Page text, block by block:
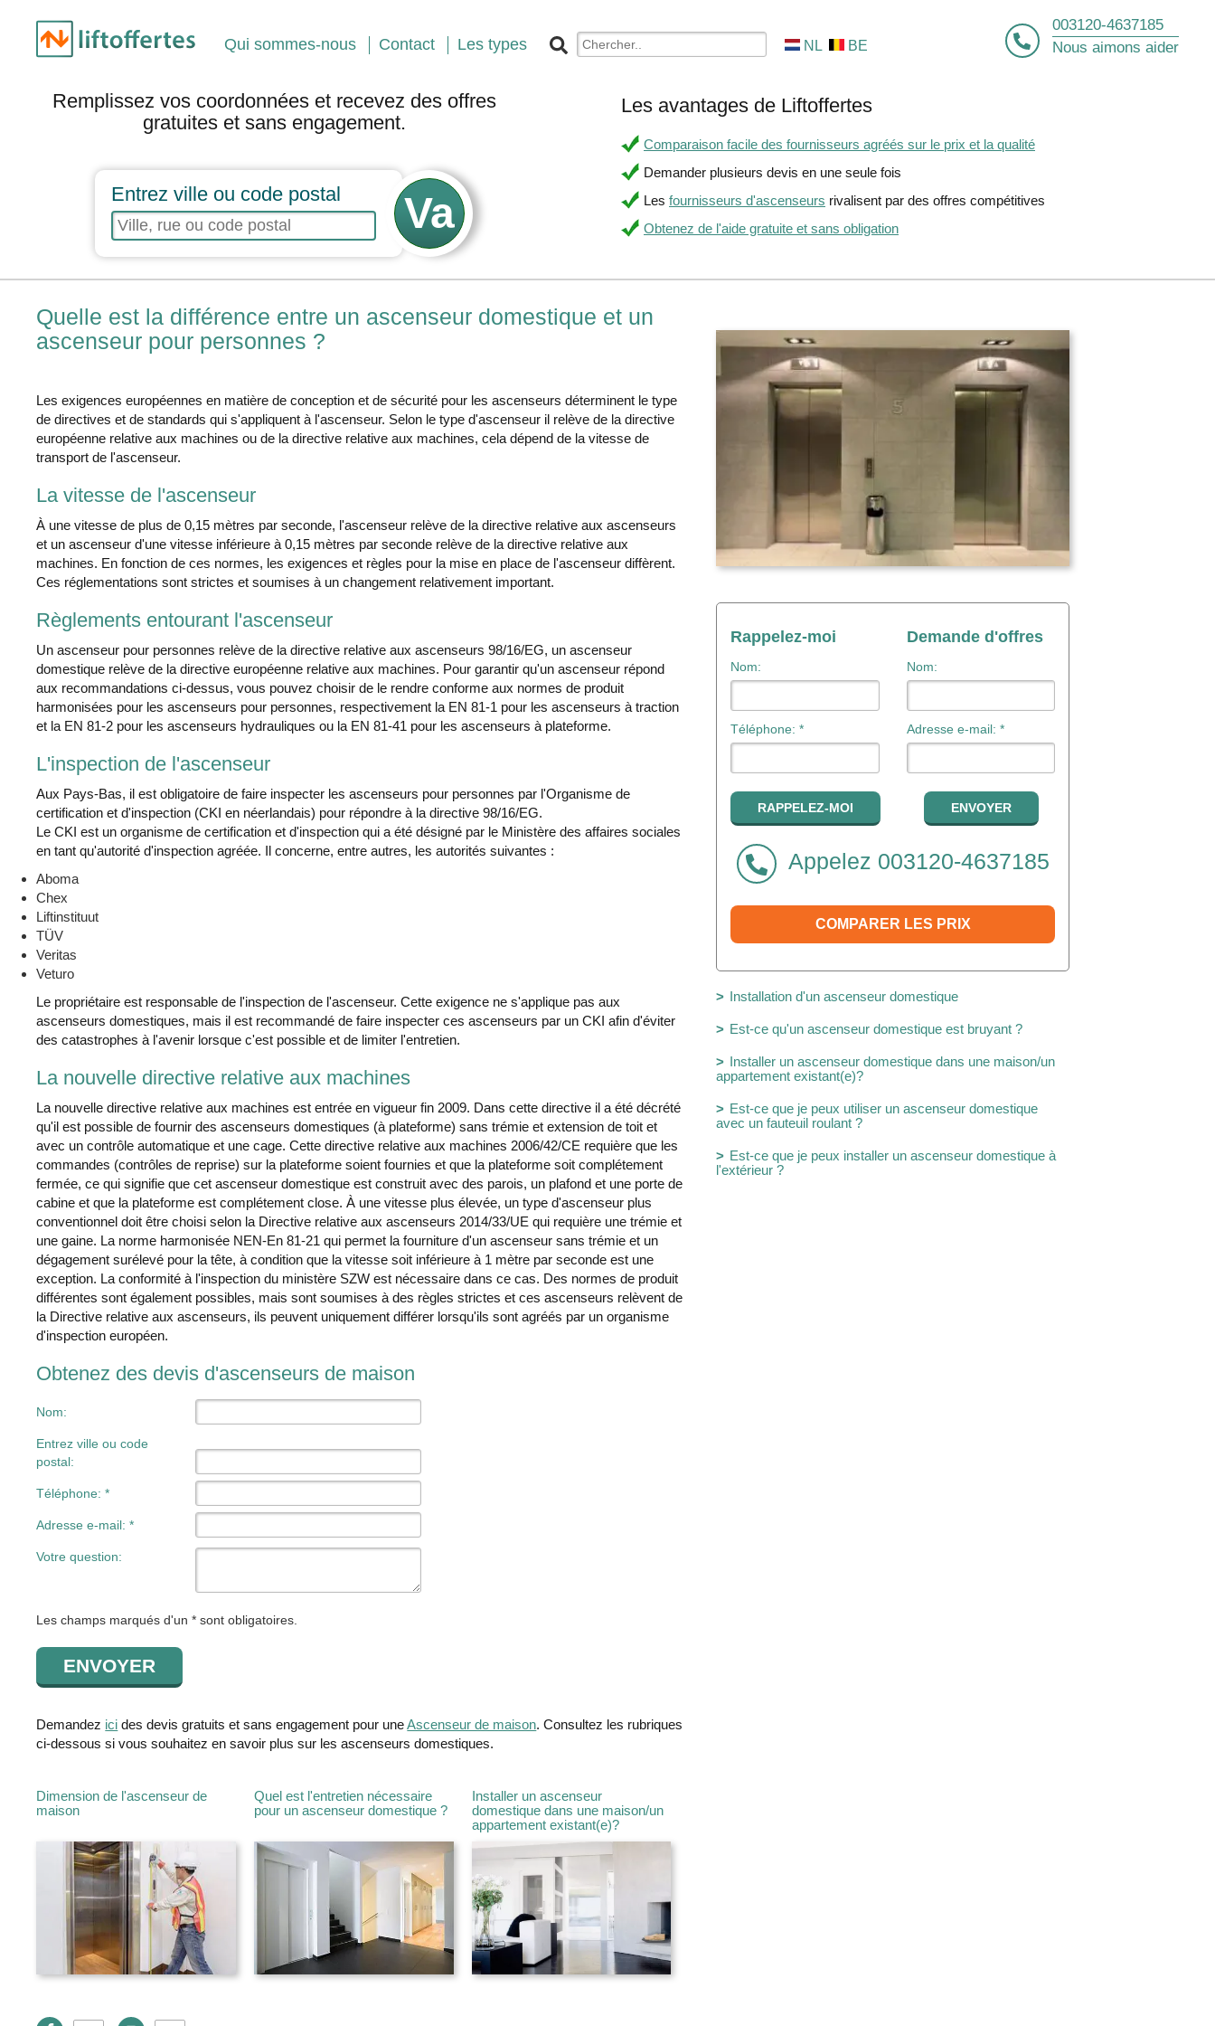
Qui sommes-nous Contact Les types NL BE
003120-4637185
Nous aimons aider
Remplissez vos coordonnées et recevez des offres
gratuites et sans engagement.
Entrez ville ou code postal
Les avantages de Liftoffertes
Comparaison facile des fournisseurs agréés sur le prix et la qualité
Demander plusieurs devis en une seule fois
Les fournisseurs d'ascenseurs rivalisent par des offres compétitives
Obtenez de l'aide gratuite et sans obligation
Quelle est la différence entre un ascenseur domestique et un
ascenseur pour personnes ?
Les exigences européennes en matière de conception et de sécurité pour les ascenseurs déterminent le type
de directives et de standards qui s'appliquent à l'ascenseur. Selon le type d'ascenseur il relève de la directive
européenne relative aux machines ou de la directive relative aux machines, cela dépend de la vitesse de
transport de l'ascenseur.
La vitesse de l'ascenseur
À une vitesse de plus de 0,15 mètres par seconde, l'ascenseur relève de la directive relative aux ascenseurs
et un ascenseur d'une vitesse inférieure à 0,15 mètres par seconde relève de la directive relative aux
machines. En fonction de ces normes, les exigences et règles pour la mise en place de l'ascenseur diffèrent.
Ces réglementations sont strictes et soumises à un changement relativement important.
Règlements entourant l'ascenseur
Un ascenseur pour personnes relève de la directive relative aux ascenseurs 98/16/EG, un ascenseur
domestique relève de la directive européenne relative aux machines. Pour garantir qu'un ascenseur répond
aux recommandations ci-dessus, vous pouvez choisir de le rendre conforme aux normes de produit
harmonisées pour les ascenseurs pour personnes, respectivement la EN 81-1 pour les ascenseurs à traction
et la EN 81-2 pour les ascenseurs hydrauliques ou la EN 81-41 pour les ascenseurs à plateforme.
L'inspection de l'ascenseur
Aux Pays-Bas, il est obligatoire de faire inspecter les ascenseurs pour personnes par l'Organisme de
certification et d'inspection (CKI en néerlandais) pour répondre à la directive 98/16/EG.
Le CKI est un organisme de certification et d'inspection qui a été désigné par le Ministère des affaires sociales
en tant qu'autorité d'inspection agréée. Il concerne, entre autres, les autorités suivantes :
Aboma
Chex
Liftinstituut
TÜV
Veritas
Veturo
Le propriétaire est responsable de l'inspection de l'ascenseur. Cette exigence ne s'applique pas aux
ascenseurs domestiques, mais il est recommandé de faire inspecter ces ascenseurs par un CKI afin d'éviter
des catastrophes à l'avenir lorsque c'est possible et de limiter l'entretien.
La nouvelle directive relative aux machines
La nouvelle directive relative aux machines est entrée en vigueur fin 2009. Dans cette directive il a été décrété
qu'il est possible de fournir des ascenseurs domestiques (à plateforme) sans trémie et extension de toit et
avec un contrôle automatique et une cage. Cette directive relative aux machines 2006/42/CE requière que les
commandes (contrôles de reprise) sur la plateforme soient fournies et que la plateforme soit complétement
fermée, ce qui signifie que cet ascenseur domestique est construit avec des parois, un plafond et une porte de
cabine et que la plateforme est complétement close. À une vitesse plus élevée, un type d'ascenseur plus
conventionnel doit être choisi selon la Directive relative aux ascenseurs 2014/33/UE qui requière une trémie et
une gaine. La norme harmonisée NEN-En 81-21 qui permet la fourniture d'un ascenseur sans trémie et un
dégagement surélevé pour la tête, à condition que la vitesse soit inférieure à 1 mètre par seconde est une
exception. La conformité à l'inspection du ministère SZW est nécessaire dans ce cas. Des normes de produit
différentes sont également possibles, mais sont soumises à des règles strictes et ces ascenseurs relèvent de
la Directive relative aux ascenseurs, ils peuvent uniquement différer lorsqu'ils sont agréés par un organisme
d'inspection européen.
Obtenez des devis d'ascenseurs de maison
Nom:
Entrez ville ou code
postal:
Téléphone: *
Adresse e-mail: *
Votre question:
Les champs marqués d'un * sont obligatoires.
Demandez ici des devis gratuits et sans engagement pour uneAscenseur de maison. Consultez les rubriques
ci-dessous si vous souhaitez en savoir plus sur les ascenseurs domestiques.
Dimension de l'ascenseur de
maison
Quel est l'entretien nécessaire
pour un ascenseur domestique ?
Installer un ascenseur
domestique dans une maison/un
appartement existant(e)?
Rappelez-moi
Nom:
Téléphone: *
Demande d'offres
Nom:
Adresse e-mail: *
Appelez 003120-4637185
COMPARER LES PRIX
Installation d'un ascenseur domestique
Est-ce qu'un ascenseur domestique est bruyant ?
Installer un ascenseur domestique dans une maison/un
appartement existant(e)?
Est-ce que je peux utiliser un ascenseur domestique
avec un fauteuil roulant ?
Est-ce que je peux installer un ascenseur domestique à
l'extérieur ?